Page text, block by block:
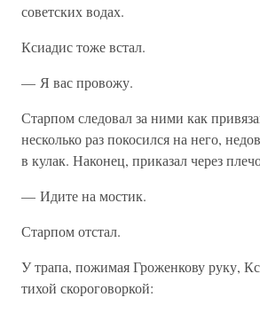
советских водах.
Ксиадис тоже встал.
— Я вас провожу.
Старпом следовал за ними как
несколько раз покосился на него,
в кулак. Наконец, приказал через
— Идите на мостик.
Старпом отстал.
У трапа, пожимая Гроженкову руку,
тихой скороговоркой: